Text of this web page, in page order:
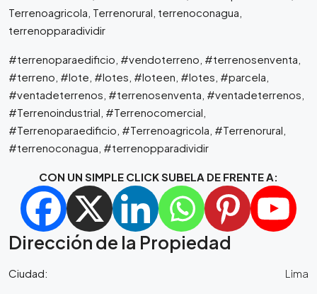
Terrenoagricola, Terrenorural, terrenoconagua,
terrenopparadividir
#terrenoparaedificio, #vendoterreno, #terrenosenventa,
#terreno, #lote, #lotes, #loteen, #lotes, #parcela,
#ventadeterrenos, #terrenosenventa, #ventadeterrenos,
#Terrenoindustrial, #Terrenocomercial,
#Terrenoparaedificio, #Terrenoagricola, #Terrenorural,
#terrenoconagua, #terrenopparadividir
CON UN SIMPLE CLICK SUBELA DE FRENTE A:
Dirección de la Propiedad
Ciudad: Lima